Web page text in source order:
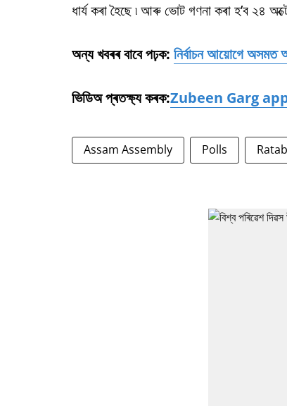
ধাৰ্য কৰা হৈছে ৷ আৰু ভোট গণনা কৰা হ’ব ২৪
অন্য খবৰৰ বাবে পঢ়ক: নিৰ্বাচন আয়োগে অসমত
ভিডিঅ প্ৰতক্ষ্য কৰক:Zubeen Garg
Assam Assembly Polls